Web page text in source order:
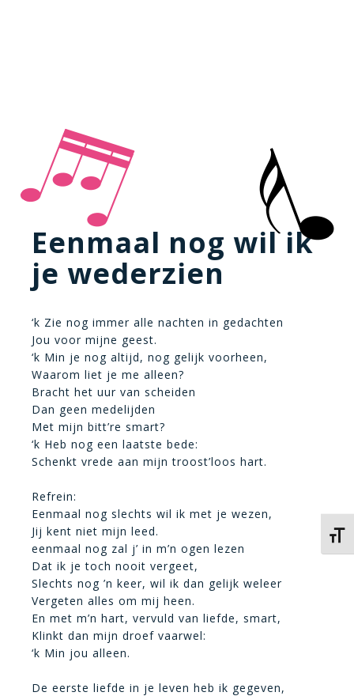
Eenmaal nog wil ik
je wederzien
‘k Zie nog immer alle nachten in gedachten
Jou voor mijne geest.
‘k Min je nog altijd, nog gelijk voorheen,
Waarom liet je me alleen?
Bracht het uur van scheiden
Dan geen medelijden
Met mijn bitt’re smart?
‘k Heb nog een laatste bede:
Schenkt vrede aan mijn troost’loos hart.
Refrein:
Eenmaal nog slechts wil ik met je wezen,
Jij kent niet mijn leed.
eenmaal nog zal j’ in m’n ogen lezen
Dat ik je toch nooit vergeet,
Slechts nog ’n keer, wil ik dan gelijk weleer
Vergeten alles om mij heen.
En met m’n hart, vervuld van liefde, smart,
Klinkt dan mijn droef vaarwel:
‘k Min jou alleen.
De eerste liefde in je leven heb ik gegeven,